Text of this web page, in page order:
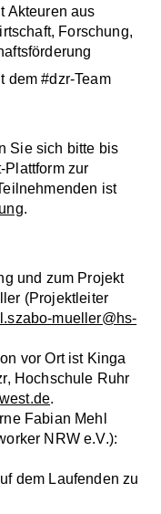
Akteuren aus
Forschung,
dem #dzr-Team
Sie sich bitte bis
Plattform zur
ist
.
und zum Projekt
(Projektleiter
mueller@hs-
vor Ort ist Kinga
Hochschule Ruhr
.
Fabian Mehl
NRW e.V.):
dem Laufenden zu